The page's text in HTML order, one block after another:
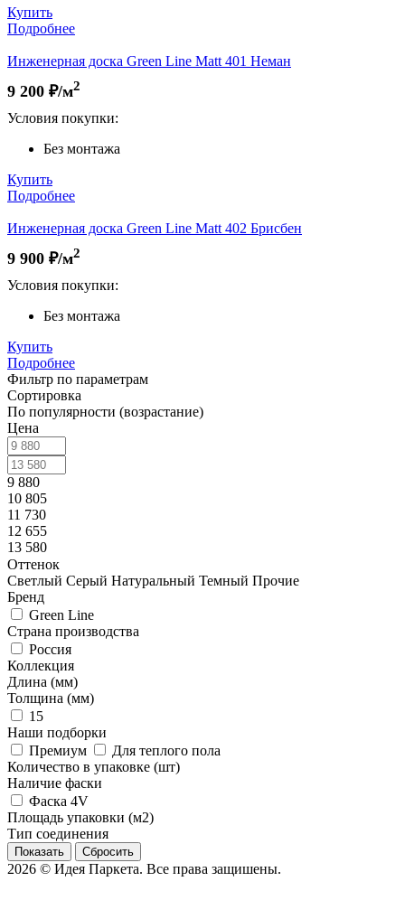
Купить
Подробнее
Инженерная доска Green Line Matt 401 Неман
9 200 ₽/м2
Условия покупки:
Без монтажа
Купить
Подробнее
Инженерная доска Green Line Matt 402 Брисбен
9 900 ₽/м2
Условия покупки:
Без монтажа
Купить
Подробнее
Фильтр по параметрам
Сортировка
По популярности (возрастание)
Цена
9 880
10 805
11 730
12 655
13 580
Оттенок
Светлый Серый Натуральный Темный Прочие
Бренд
Green Line
Страна производства
Россия
Коллекция
Длина (мм)
Толщина (мм)
15
Наши подборки
Премиум
Для теплого пола
Количество в упаковке (шт)
Наличие фаски
Фаска 4V
Площадь упаковки (м2)
Тип соединения
Сбросить
2026 © Идея Паркета. Все права защишены.